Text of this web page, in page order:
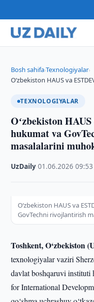
Bosh sahifa›Texnologiyalar›
Oʻzbekiston HAUS va
TEXNOLOGIYALAR
Oʻzbekiston
hukumat va
masalalarini
UzDaily ·01.06.2026 ·09:53
Oʻzbekiston HAUS va
GovTechni rivojlantirish
Toshkent, O‘zbekiston
texnologiyalar vaziri
davlat boshqaruvi
for International